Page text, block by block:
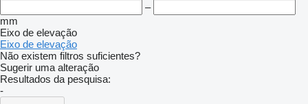
–
mm
Eixo de elevação
Eixo de elevação
Não existem filtros suficientes?
Sugerir uma alteração
Resultados da pesquisa:
-